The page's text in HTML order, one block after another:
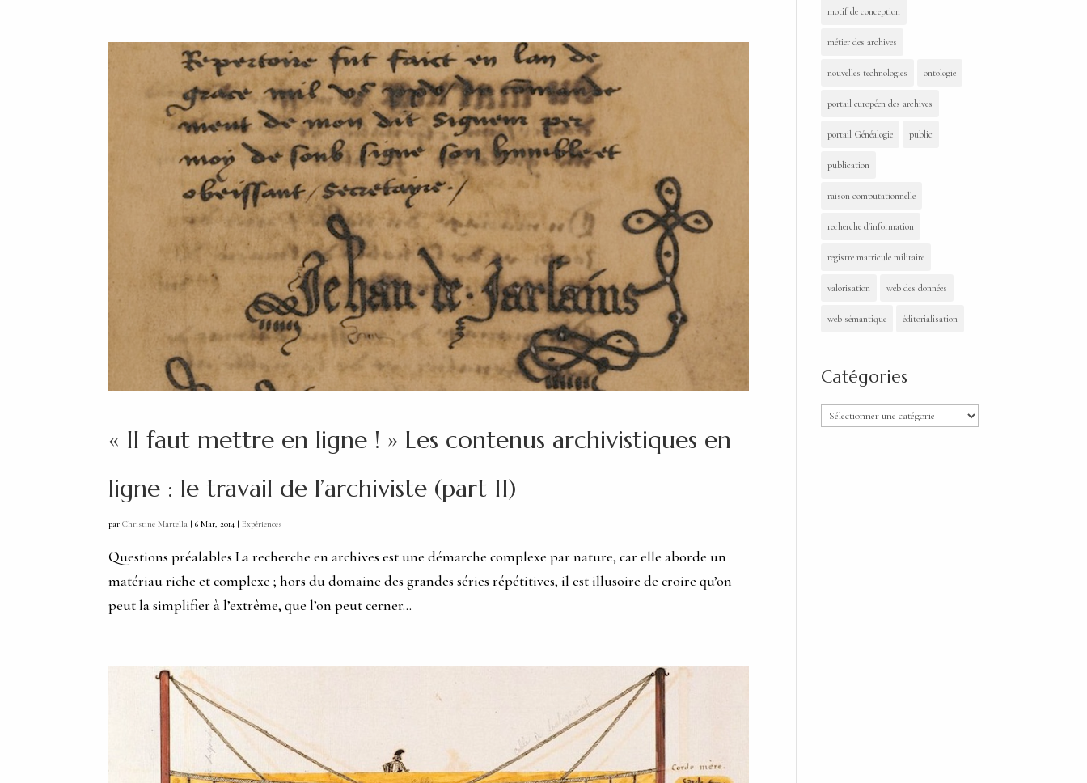
« Il faut mettre en ligne ! » Les contenus archivistiques en
ligne : le travail de l’archiviste (part II)
parChristine Martella |6 Mar, 2014 |Expériences
Questions préalables La recherche en archives est une démarche complexe par nature, car elle aborde un
matériau riche et complexe ; hors du domaine des grandes séries répétitives, il est illusoire de croire qu’on
peut la simplifier à l’extrême, que l’on peut cerner...
motif de conception
métier des archives
nouvelles technologies ontologie
portail européen des archives
portail Généalogie public
publication
raison computationnelle
recherche d'information
registre matricule militaire
valorisation web des données
web sémantique éditorialisation
Catégories
Catégories